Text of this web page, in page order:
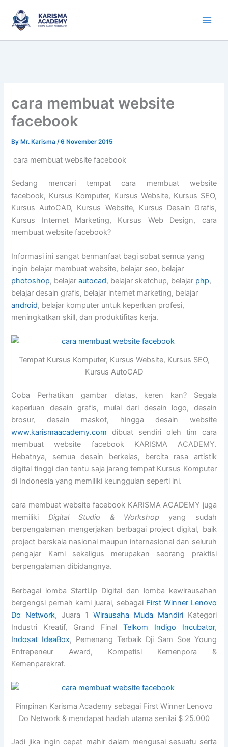
content
cara membuat website
facebook
By Mr. Karisma/6 November 2015
cara membuat website facebook
Sedang mencari tempat cara membuat website
facebook, Kursus Komputer, Kursus Website, Kursus SEO,
Kursus AutoCAD, Kursus Website, Kursus Desain Grafis,
Kursus Internet Marketing, Kursus Web Design, cara
membuat website facebook?
Informasi ini sangat bermanfaat bagi sobat semua yang
ingin belajar membuat website, belajar seo, belajar
photoshop, belajarautocad, belajar sketchup, belajar php,
belajar desain grafis, belajar internet marketing, belajar
android, belajar komputer untuk keperluan profesi,
meningkatkan skill, dan produktifitas kerja.
Tempat Kursus Komputer, Kursus Website, Kursus SEO,
Kursus AutoCAD
Coba Perhatikan gambar diatas, keren kan? Segala
keperluan desain grafis, mulai dari desain logo, desain
brosur, desain maskot, hingga desain website
www.karismaacademy.com dibuat sendiri oleh tim cara
membuat website facebook KARISMA ACADEMY.
Hebatnya, semua desain berkelas, bercita rasa artistik
digital tinggi dan tentu saja jarang tempat Kursus Komputer
di Indonesia yang memiliki keunggulan seperti ini.
cara membuat website facebook KARISMA ACADEMY juga
memiliki Digital Studio & Workshop yang sudah
berpengalaman mengerjakan berbagai project digital, baik
project berskala nasional maupun internasional dan seluruh
pengajar Kami sekaligus merupakan seorang praktisi
berpengalaman dibidangnya.
Berbagai lomba StartUp Digital dan lomba kewirausahan
bergengsi pernah kami juarai, sebagai First Winner Lenovo
Do Network, Juara 1 Wirausaha Muda MandiriKategori
Industri Kreatif, Grand Final Telkom Indigo Incubator,
Indosat IdeaBox, Pemenang Terbaik Dji Sam Soe Young
Entrepeneur Award, Kompetisi Kemenpora &
Kemenparekraf.
Pimpinan Karisma Academy sebagai First Winner Lenovo
Do Network & mendapat hadiah utama senilai $ 25.000
Jadi jika ingin cepat mahir dalam mengusai sesuatu serta